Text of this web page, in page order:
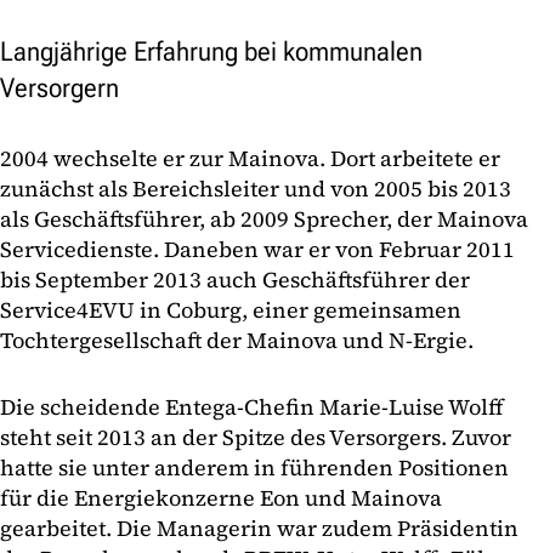
Langjährige Erfahrung bei kommunalen
Versorgern
2004 wechselte er zur Mainova. Dort arbeitete er
zunächst als Bereichsleiter und von 2005 bis 2013
als Geschäftsführer, ab 2009 Sprecher, der Mainova
Servicedienste. Daneben war er von Februar 2011
bis September 2013 auch Geschäftsführer der
Service4EVU in Coburg, einer gemeinsamen
Tochtergesellschaft der Mainova und N-Ergie.
Die scheidende Entega-Chefin Marie-Luise Wolff
steht seit 2013 an der Spitze des Versorgers. Zuvor
hatte sie unter anderem in führenden Positionen
für die Energiekonzerne Eon und Mainova
gearbeitet. Die Managerin war zudem Präsidentin